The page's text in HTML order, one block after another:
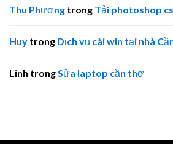
Thu Phương trong Tải photoshop
Huy trong Dịch vụ cài win tại nhà
Linh trongSửa laptop cần thơ